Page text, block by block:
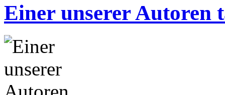
Einer unserer Autoren